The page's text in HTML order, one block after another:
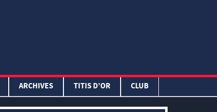
ARCHIVES TITIS D’OR CLUB